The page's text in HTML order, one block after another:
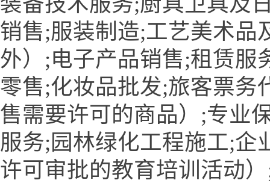
销售;服装制造;工艺美术品
外）;电子产品销售;租赁服
零售;化妆品批发;旅客票务
售需要许可的商品）;专业
服务;园林绿化工程施工;企
许可审批的教育培训活动